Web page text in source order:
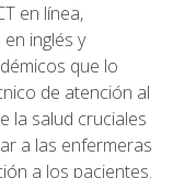
en línea,
inglés y
que lo
de atención al
la salud cruciales
a las enfermeras
a los pacientes.